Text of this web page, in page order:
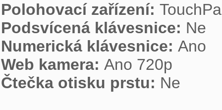
Polohovací zařízení:
Podsvícená klávesnice:
Numerická klávesnice:
Web kamera:
Čtečka otisku prstu: Ne